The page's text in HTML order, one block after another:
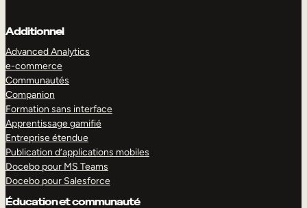
Additionnel
Advanced Analytics
e-commerce
Communautés
Companion
Formation sans interface
Apprentissage gamifié
Entreprise étendue
Publication d’applications mobiles
Docebo pour MS Teams
Docebo pour Salesforce
Éducation et communauté